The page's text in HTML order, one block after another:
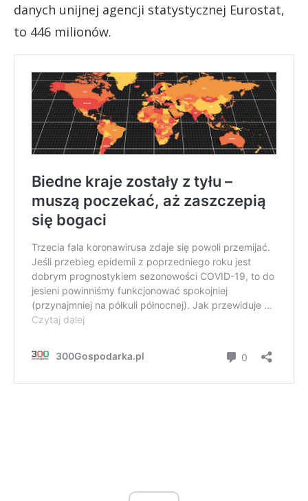
danych unijnej agencji statystycznej Eurostat,
to 446 milionów.